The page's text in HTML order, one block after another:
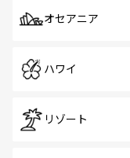
オセアニア
ハワイ
リゾート